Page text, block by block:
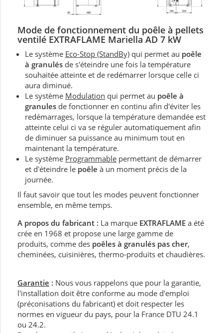
Mode de fonctionnement du poêle à pellets
ventilé EXTRAFLAME Mariella AD 7 kW
Le système Eco-Stop (StandBy) qui permet au poêle
à granulés de s'éteindre une fois la température
souhaitée atteinte et de redémarrer lorsque celle ci
aura diminué.
Le système Modulation qui permet au poêle à
granules de fonctionner en continu afin d'éviter les
redémarrages, lorsque la température demandée est
atteinte celui ci va se réguler automatiquement afin
de diminuer sa puissance au minimum tout en
maintenant la température.
Le système Programmable permettant de démarrer
et d'éteindre le poêle à un moment précis de la
journée.
Il faut savoir que tout les modes peuvent fonctionner
ensemble, en même temps.
A propos du fabricant : La marque EXTRAFLAME a été
crée en 1968 et propose une large gamme de
produits, comme des poêles à granulés pas cher,
cheminées, cuisinières, thermo-produits et chaudières.
Garantie : Nous vous rappelons que pour la garantie,
l'installation doit être conforme au mode d'emploi
(préconisations du fabricant) et doit respecter les
normes en vigueur du pays, pour la France DTU 24.1
ou 24.2.